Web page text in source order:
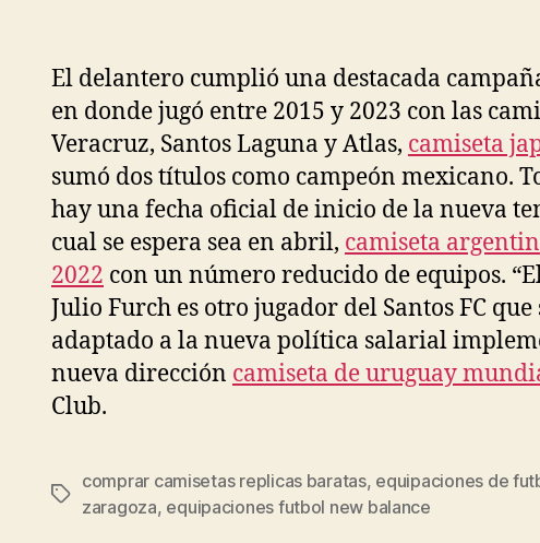
El delantero cumplió una destacada
en donde jugó entre 2015 y 2023 con las
Veracruz, Santos Laguna y Atlas, camiseta
sumó dos títulos como campeón mexicano.
hay una fecha oficial de inicio de la nueva
cual se espera sea en abril, camiseta
2022 con un número reducido de equipos.
Julio Furch es otro jugador del Santos FC que
adaptado a la nueva política salarial
nueva dirección camiseta de uruguay
Club.
Etiquetas
comprar camisetas replicas baratas, equipaciones de
zaragoza, equipaciones futbol new balance